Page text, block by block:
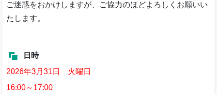
ご迷惑をおかけしますが、ご協力のほどよろしくお願いい
たします。
日時
2026年3月31日 火曜日
16:00～17:00